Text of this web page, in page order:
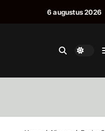
6 augustus 2026